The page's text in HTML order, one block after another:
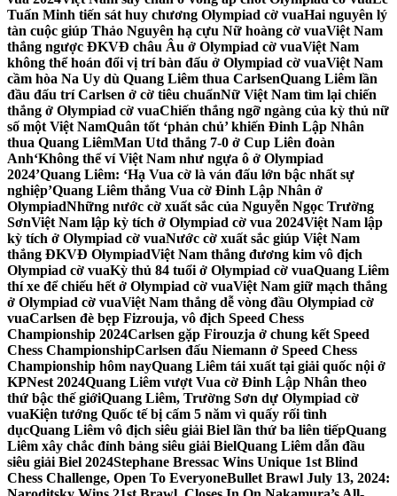
Tuấn Minh tiến sát huy chương Olympiad cờ vuaHai nguyên lý
tàn cuộc giúp Thảo Nguyên hạ cựu Nữ hoàng cờ vuaViệt Nam
thắng ngược ĐKVĐ châu Âu ở Olympiad cờ vuaViệt Nam
không thể hoán đổi vị trí bàn đấu ở Olympiad cờ vuaViệt Nam
cầm hòa Na Uy dù Quang Liêm thua CarlsenQuang Liêm lần
đầu đấu trí Carlsen ở cờ tiêu chuẩnNữ Việt Nam tìm lại chiến
thắng ở Olympiad cờ vuaChiến thắng ngỡ ngàng của kỳ thủ nữ
số một Việt NamQuân tốt ‘phản chủ’ khiến Đinh Lập Nhân
thua Quang LiêmMan Utd thắng 7-0 ở Cup Liên đoàn
Anh‘Không thể ví Việt Nam như ngựa ô ở Olympiad
2024’Quang Liêm: ‘Hạ Vua cờ là ván đấu lớn bậc nhất sự
nghiệp’Quang Liêm thắng Vua cờ Đinh Lập Nhân ở
OlympiadNhững nước cờ xuất sắc của Nguyễn Ngọc Trường
SơnViệt Nam lập kỳ tích ở Olympiad cờ vua 2024Việt Nam lập
kỳ tích ở Olympiad cờ vuaNước cờ xuất sắc giúp Việt Nam
thắng ĐKVĐ OlympiadViệt Nam thắng đương kim vô địch
Olympiad cờ vuaKỳ thủ 84 tuổi ở Olympiad cờ vuaQuang Liêm
thí xe để chiếu hết ở Olympiad cờ vuaViệt Nam giữ mạch thắng
ở Olympiad cờ vuaViệt Nam thắng dễ vòng đầu Olympiad cờ
vuaCarlsen đè bẹp Fizrouja, vô địch Speed Chess
Championship 2024Carlsen gặp Firouzja ở chung kết Speed
Chess ChampionshipCarlsen đấu Niemann ở Speed Chess
Championship hôm nayQuang Liêm tái xuất tại giải quốc nội ở
KPNest 2024Quang Liêm vượt Vua cờ Đinh Lập Nhân theo
thứ bậc thế giớiQuang Liêm, Trường Sơn dự Olympiad cờ
vuaKiện tướng Quốc tế bị cấm 5 năm vì quấy rối tình
dụcQuang Liêm vô địch siêu giải Biel lần thứ ba liên tiếpQuang
Liêm xây chắc đỉnh bảng siêu giải BielQuang Liêm dẫn đầu
siêu giải Biel 2024Stephane Bressac Wins Unique 1st Blind
Chess Challenge, Open To EveryoneBullet Brawl July 13, 2024: